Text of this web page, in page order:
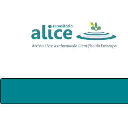
Skip